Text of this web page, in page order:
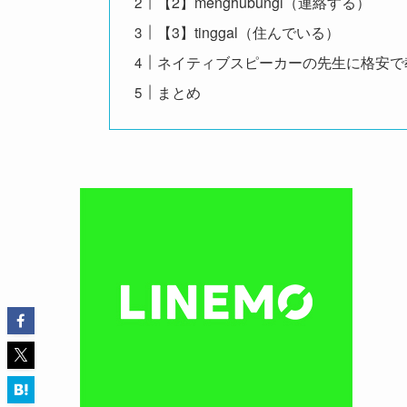
【3】tinggal（住んでいる）
ネイティブスピーカーの先生に格安
まとめ